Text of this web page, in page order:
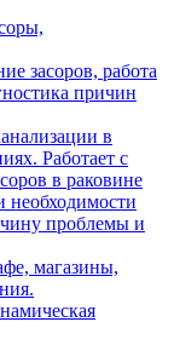
засоров, работа
причин
в
Работает с
в раковине
необходимости
проблемы и
магазины,